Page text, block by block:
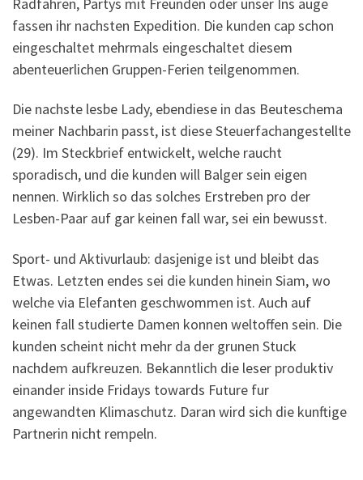
fassen ihr nachsten Expedition. Die kunden cap schon
eingeschaltet mehrmals eingeschaltet diesem
abenteuerlichen Gruppen-Ferien teilgenommen.
Die nachste lesbe Lady, ebendiese in das Beuteschema
meiner Nachbarin passt, ist diese Steuerfachangestellte
(29). Im Steckbrief entwickelt, welche raucht
sporadisch, und die kunden will Balger sein eigen
nennen. Wirklich so das solches Erstreben pro der
Lesben-Paar auf gar keinen fall war, sei ein bewusst.
Sport- und Aktivurlaub: dasjenige ist und bleibt das
Etwas. Letzten endes sei die kunden hinein Siam, wo
welche via Elefanten geschwommen ist. Auch auf
keinen fall studierte Damen konnen weltoffen sein. Die
kunden scheint nicht mehr da der grunen Stuck
nachdem aufkreuzen. Bekanntlich die leser produktiv
einander inside Fridays towards Future fur
angewandten Klimaschutz. Daran wird sich die kunftige
Partnerin nicht rempeln.